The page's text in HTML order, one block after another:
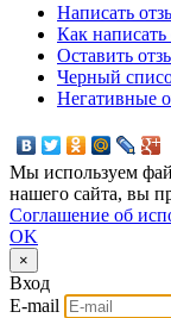
Написать
Как написать
Оставить
Черный
Негативные
Мы используем
нашего сайта, вы
Соглашение об
OK
×
Вход
E-mail